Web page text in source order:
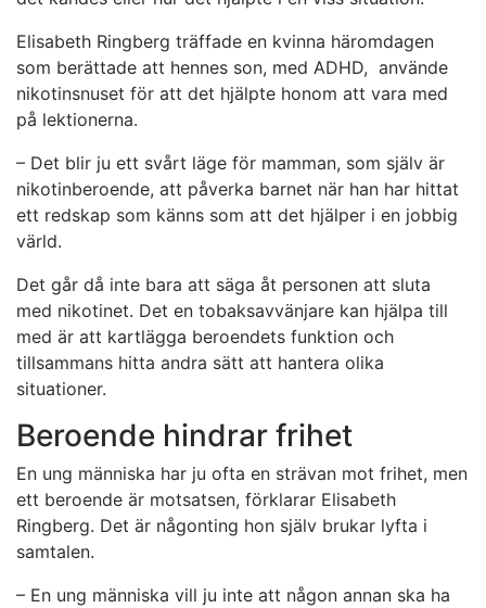
Elisabeth Ringberg träffade en kvinna häromdagen
som berättade att hennes son, med ADHD, använde
nikotinsnuset för att det hjälpte honom att vara med
på lektionerna.
– Det blir ju ett svårt läge för mamman, som själv är
nikotinberoende, att påverka barnet när han har hittat
ett redskap som känns som att det hjälper i en jobbig
värld.
Det går då inte bara att säga åt personen att sluta
med nikotinet. Det en tobaksavvänjare kan hjälpa till
med är att kartlägga beroendets funktion och
tillsammans hitta andra sätt att hantera olika
situationer.
Beroende hindrar frihet
En ung människa har ju ofta en strävan mot frihet, men
ett beroende är motsatsen, förklarar Elisabeth
Ringberg. Det är någonting hon själv brukar lyfta i
samtalen.
– En ung människa vill ju inte att någon annan ska ha